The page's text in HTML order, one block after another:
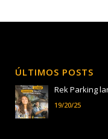
ÚLTIMOS POSTS
Rek Parking
19/20/25